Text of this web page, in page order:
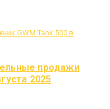
продажи
2025